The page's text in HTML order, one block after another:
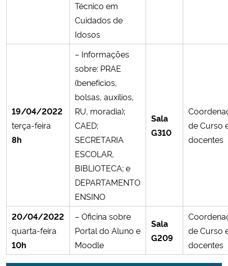
Técnico em
Cuidados de
Idosos
19/04/2022
terça-feira
8h
– Informações
sobre: PRAE
(benefícios,
bolsas, auxílios,
RU, moradia);
CAED;
SECRETARIA
ESCOLAR,
BIBLIOTECA; e
DEPARTAMENTO
ENSINO
Sala
G310
de Curso
docentes
20/04/2022
quarta-feira
10h
– Oficina sobre
Portal do Aluno e
Moodle
Sala
G209
de Curso
docentes